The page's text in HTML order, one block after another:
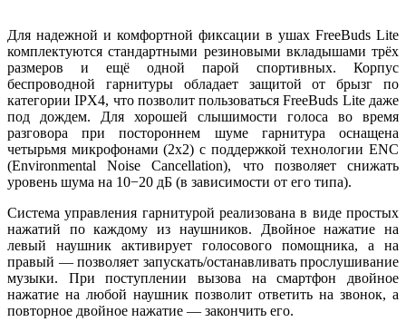
Для надежной и комфортной фиксации в ушах FreeBuds Lite
комплектуются стандартными резиновыми вкладышами трёх
размеров и ещё одной парой спортивных. Корпус
беспроводной гарнитуры обладает защитой от брызг по
категории IPX4, что позволит пользоваться FreeBuds Lite даже
под дождем. Для хорошей слышимости голоса во время
разговора при постороннем шуме гарнитура оснащена
четырьмя микрофонами (2х2) с поддержкой технологии ENC
(Environmental Noise Cancellation), что позволяет снижать
уровень шума на 10−20 дБ (в зависимости от его типа).
Система управления гарнитурой реализована в виде простых
нажатий по каждому из наушников. Двойное нажатие на
левый наушник активирует голосового помощника, а на
правый — позволяет запускать/останавливать прослушивание
музыки. При поступлении вызова на смартфон двойное
нажатие на любой наушник позволит ответить на звонок, а
повторное двойное нажатие — закончить его.